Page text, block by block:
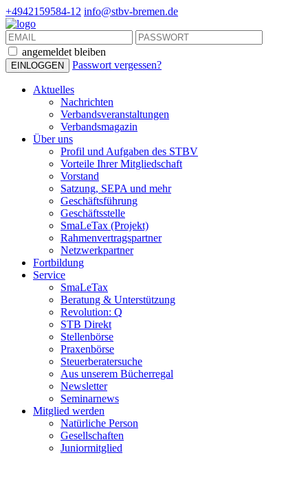
+4942159584-12 info@stbv-bremen.de
angemeldet bleiben
Passwort vergessen?
Aktuelles
Nachrichten
Verbandsveranstaltungen
Verbandsmagazin
Über uns
Profil und Aufgaben des STBV
Vorteile Ihrer Mitgliedschaft
Vorstand
Satzung, SEPA und mehr
Geschäftsführung
Geschäftsstelle
SmaLeTax (Projekt)
Rahmenvertragspartner
Netzwerkpartner
Fortbildung
Service
SmaLeTax
Beratung & Unterstützung
Revolution: Q
STB Direkt
Stellenbörse
Praxenbörse
Steuerberatersuche
Aus unserem Bücherregal
Newsletter
Seminarnews
Mitglied werden
Natürliche Person
Gesellschaften
Juniormitglied